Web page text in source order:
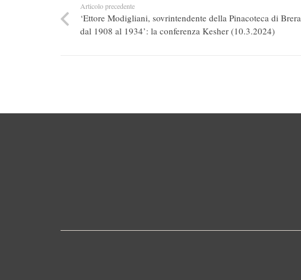
Articolo precedente
‘Ettore Modigliani, sovrintendente della Pinacoteca di Brera
dal 1908 al 1934’: la conferenza Kesher (10.3.2024)